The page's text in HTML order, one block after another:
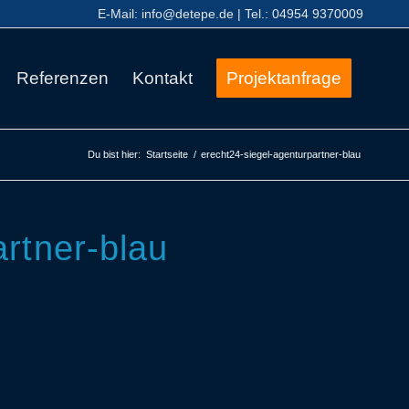
E-Mail: info@detepe.de | Tel.: 04954 9370009
Referenzen Kontakt Projektanfrage
Du bist hier: Startseite / erecht24-siegel-agenturpartner-blau
blau